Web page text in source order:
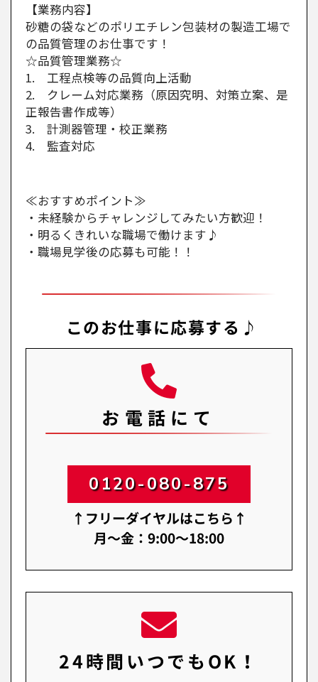
【業務内容】
砂糖の袋などのポリエチレン包装材の製造工場で
の品質管理のお仕事です！
☆品質管理業務☆
1. 工程点検等の品質向上活動
2. クレーム対応業務（原因究明、対策立案、是
正報告書作成等）
3. 計測器管理・校正業務
4. 監査対応
≪おすすめポイント≫
・未経験からチャレンジしてみたい方歓迎！
・明るくきれいな職場で働けます♪
・職場見学後の応募も可能！！
このお仕事に応募する♪
お電話にて
0120-080-875
↑フリーダイヤルはこちら↑
月～金：9:00～18:00
24時間いつでもOK！